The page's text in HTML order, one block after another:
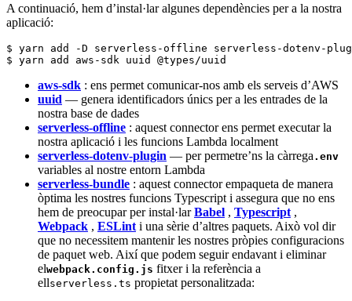
A continuació, hem d’instal·lar algunes dependències per a la nostra
aplicació:
$ yarn add -D serverless-offline serverless-dotenv-
$ yarn add aws-sdk uuid @types/uuid
aws-sdk : ens permet comunicar-nos amb els serveis d’AWS
uuid — genera identificadors únics per a les entrades de la
nostra base de dades
serverless-offline : aquest connector ens permet executar la
nostra aplicació i les funcions Lambda localment
serverless-dotenv-plugin — per permetre’ns la càrrega .env
variables al nostre entorn Lambda
serverless-bundle : aquest connector empaqueta de manera
òptima les nostres funcions Typescript i assegura que no ens
hem de preocupar per instal·larBabel , Typescript ,
Webpack , ESLint i una sèrie d’altres paquets. Això vol dir
que no necessitem mantenir les nostres pròpies configuracions
de paquet web. Així que podem seguir endavant i eliminar
elwebpack.config.js fitxer i la referència a
ellserverless.ts propietat personalitzada: